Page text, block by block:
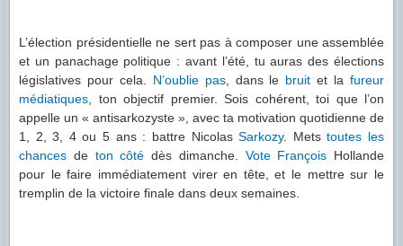
L’élection présidentielle ne sert pas à composer une assemblée
et un panachage politique : avant l’été, tu auras des élections
législatives pour cela. N’oublie pas, dans le bruit et lafureur
médiatiques , ton objectif premier. Sois cohérent, toi que l’on
appelle un « antisarkozyste », avec ta motivation quotidienne de
1, 2, 3, 4 ou 5 ans : battre NicolasSarkozy. Metstoutes les
chances de ton côté dès dimanche. Vote François Hollande
pour le faire immédiatement virer en tête, et le mettre sur le
tremplin de la victoire finale dans deux semaines.